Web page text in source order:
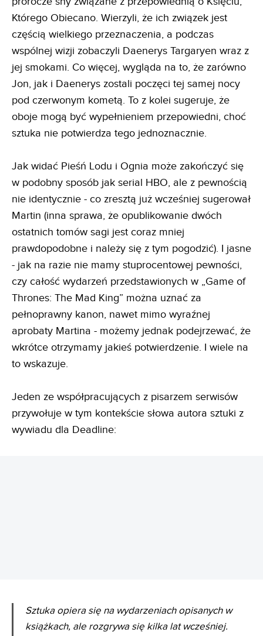
Którego Obiecano. Wierzyli, że ich związek jest
częścią wielkiego przeznaczenia, a podczas
wspólnej wizji zobaczyli Daenerys Targaryen wraz z
jej smokami. Co więcej, wygląda na to, że zarówno
Jon, jak i Daenerys zostali poczęci tej samej nocy
pod czerwonym kometą. To z kolei sugeruje, że
oboje mogą być wypełnieniem przepowiedni, choć
sztuka nie potwierdza tego jednoznacznie.
Jak widać Pieśń Lodu i Ognia może zakończyć się
w podobny sposób jak serial HBO, ale z pewnością
nie identycznie - co zresztą już wcześniej sugerował
Martin (inna sprawa, że opublikowanie dwóch
ostatnich tomów sagi jest coraz mniej
prawdopodobne i należy się z tym pogodzić). I jasne
- jak na razie nie mamy stuprocentowej pewności,
czy całość wydarzeń przedstawionych w „Game of
Thrones: The Mad King” można uznać za
pełnoprawny kanon, nawet mimo wyraźnej
aprobaty Martina - możemy jednak podejrzewać, że
wkrótce otrzymamy jakieś potwierdzenie. I wiele na
to wskazuje.
Jeden ze współpracujących z pisarzem serwisów
przywołuje w tym kontekście słowa autora sztuki z
wywiadu dla Deadline:
Sztuka opiera się na wydarzeniach opisanych w
książkach, ale rozgrywa się kilka lat wcześniej.